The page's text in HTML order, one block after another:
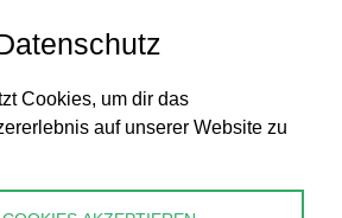
Cookies, um dir das
auf unserer Website zu